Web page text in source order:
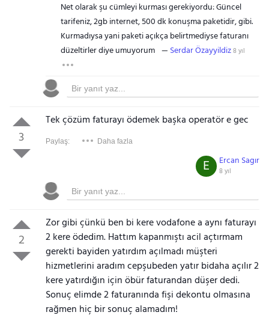
Net olarak şu cümleyi kurması gerekiyordu: Güncel
tarifeniz, 2gb internet, 500 dk konuşma paketidir, gibi.
Kurmadıysa yani paketi açıkça belirtmediyse faturanı
düzeltirler diye umuyorum
Serdar Özayyildiz8 yıl
3
Tek çözüm faturayı ödemek başka operatör e gec
Paylaş: Daha fazla
Ercan Sagır
8 yıl
E
2
Zor gibi çünkü ben bi kere vodafone a aynı faturayı
2 kere ödedim. Hattım kapanmıştı acil açtırmam
gerekti bayiden yatırdım açılmadı müşteri
hizmetlerini aradım cepşubeden yatır bidaha açılır 2
kere yatırdığın için öbür faturandan düşer dedi.
Sonuç elimde 2 faturanında fişi dekontu olmasına
rağmen hiç bir sonuç alamadım!